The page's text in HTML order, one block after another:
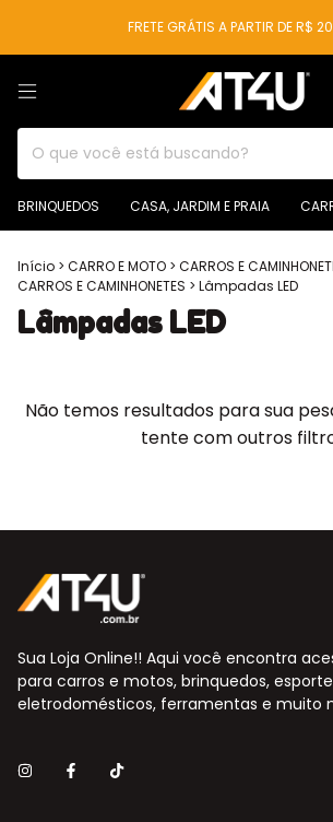
FRETE GRÁTIS A PARTIR DE R$
BRINQUEDOS CASA, JARDIM E PRAIA
Início > CARRO E MOTO > CARROS E
CARROS E CAMINHONETES > Lâmpadas LED
Lâmpadas LED
Não temos resultados para sua
tente com outros
Sua Loja Online!! Aqui você encontra
para carros e motos, brinquedos,
eletrodomésticos, ferramentas e muito